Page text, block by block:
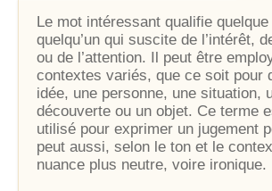
Le mot intéressant qualifie
quelqu’un qui suscite de l’intérêt,
ou de l’attention. Il peut être
contextes variés, que ce soit pour
idée, une personne, une situation,
découverte ou un objet. Ce terme
utilisé pour exprimer un jugement
peut aussi, selon le ton et le
nuance plus neutre, voire ironique.